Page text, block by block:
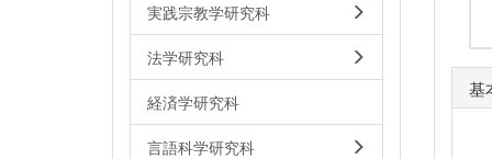
基
実践宗教学研究科
法学研究科
経済学研究科
言語科学研究科